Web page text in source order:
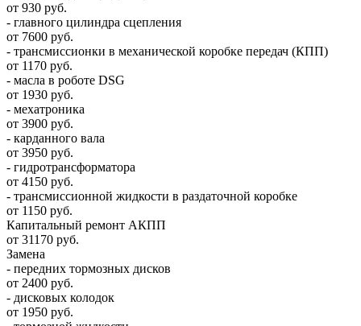
от 930 руб.
- главного цилиндра сцепления
от 7600 руб.
- трансмиссионки в механической коробке передач (КПП)
от 1170 руб.
- масла в роботе DSG
от 1930 руб.
- мехатроника
от 3900 руб.
- карданного вала
от 3950 руб.
- гидротрансформатора
от 4150 руб.
- трансмиссионной жидкости в раздаточной коробке
от 1150 руб.
Капитальный ремонт АКПП
от 31170 руб.
Замена
- передних тормозных дисков
от 2400 руб.
- дисковых колодок
от 1950 руб.